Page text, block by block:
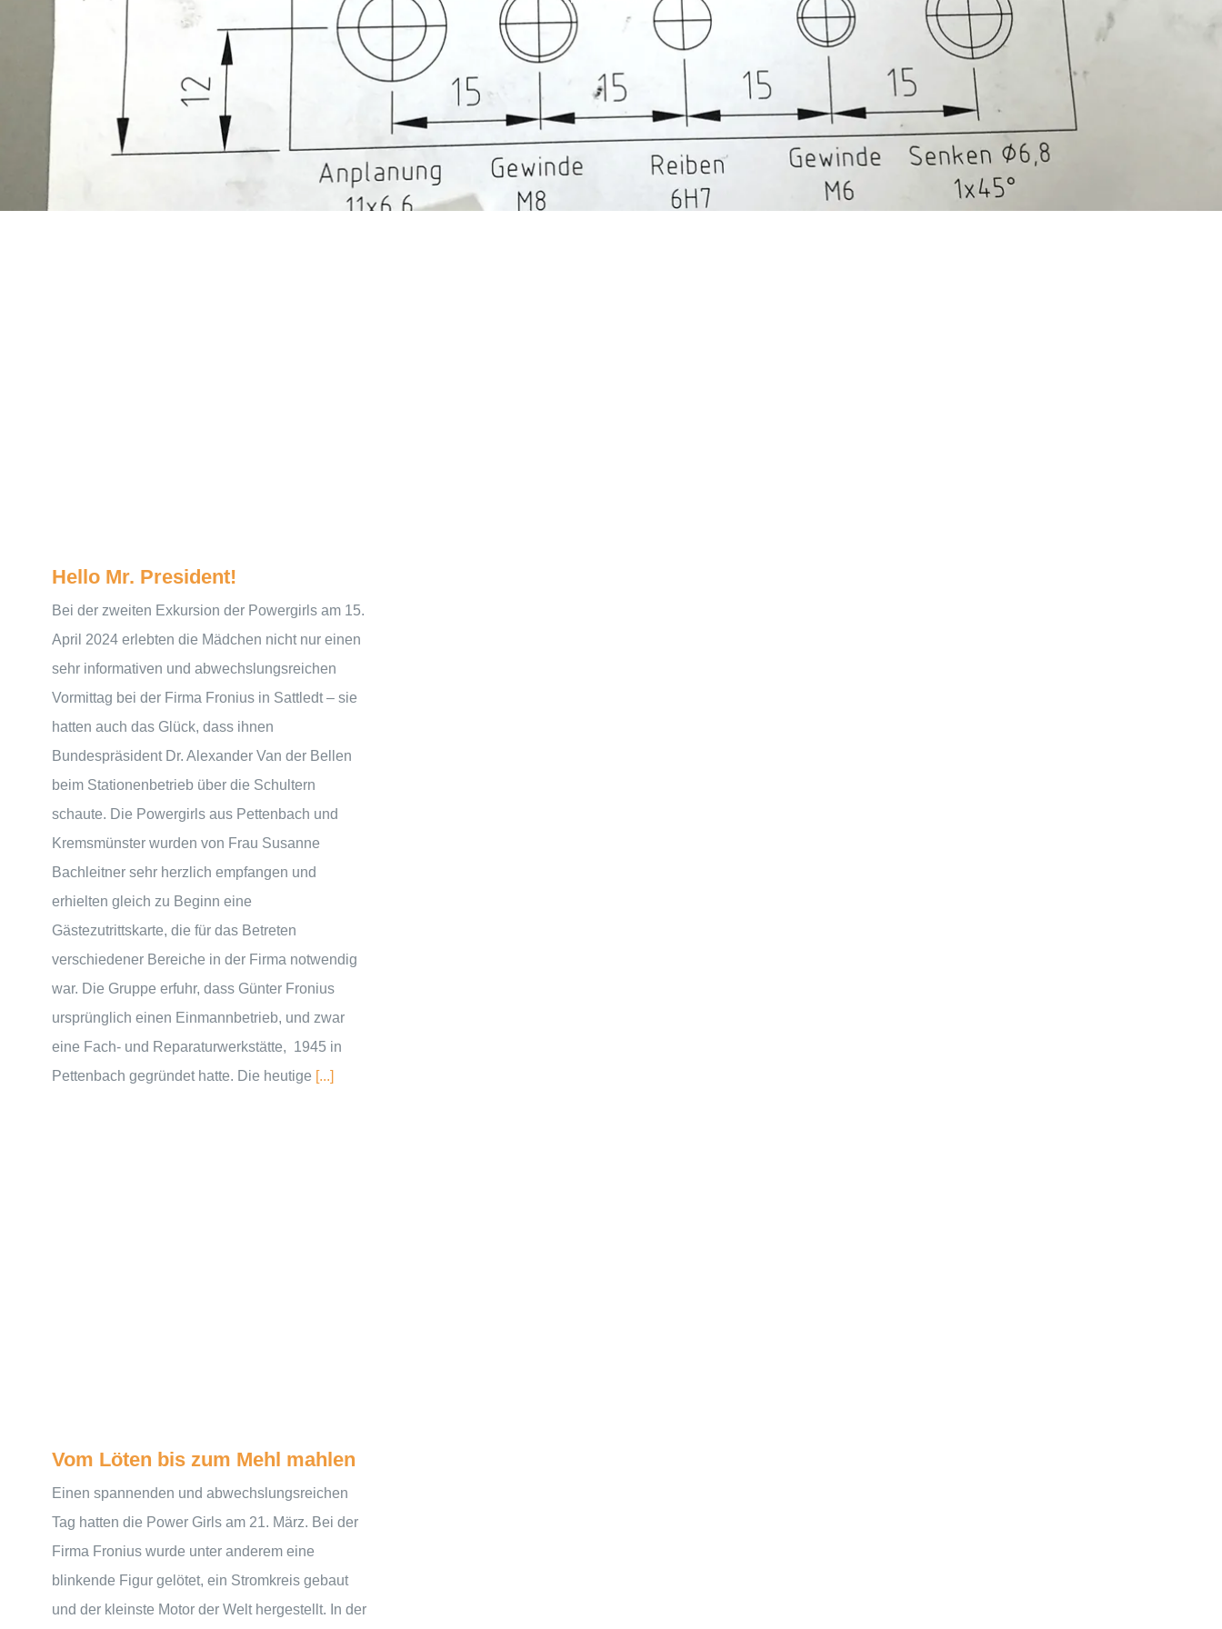
Hello Mr. President!
Bei der zweiten Exkursion der Powergirls am 15.
April 2024 erlebten die Mädchen nicht nur einen
sehr informativen und abwechslungsreichen
Vormittag bei der Firma Fronius in Sattledt – sie
hatten auch das Glück, dass ihnen
Bundespräsident Dr. Alexander Van der Bellen
beim Stationenbetrieb über die Schultern
schaute. Die Powergirls aus Pettenbach und
Kremsmünster wurden von Frau Susanne
Bachleitner sehr herzlich empfangen und
erhielten gleich zu Beginn eine
Gästezutrittskarte, die für das Betreten
verschiedener Bereiche in der Firma notwendig
war. Die Gruppe erfuhr, dass Günter Fronius
ursprünglich einen Einmannbetrieb, und zwar
eine Fach- und Reparaturwerkstätte, 1945 in
Pettenbach gegründet hatte. Die heutige [...]
Vom Löten bis zum Mehl mahlen
Einen spannenden und abwechslungsreichen
Tag hatten die Power Girls am 21. März. Bei der
Firma Fronius wurde unter anderem eine
blinkende Figur gelötet, ein Stromkreis gebaut
und der kleinste Motor der Welt hergestellt. In der